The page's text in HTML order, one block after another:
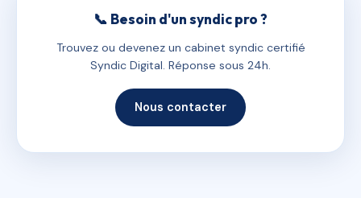
📞 Besoin d'un syndic pro ?
Trouvez ou devenez un cabinet syndic certifié
Syndic Digital. Réponse sous 24h.
Nous contacter